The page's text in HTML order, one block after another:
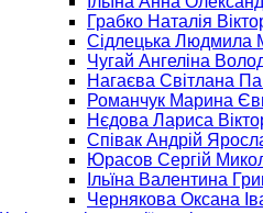
Грабко Наталія
Сідлецька Людмила
Чугай Ангеліна
Нагаєва Світлана
Романчук Марина
Нєдова Лариса
Співак Андрій
Юрасов Сергій
Ільїна Валентина
Чернякова Оксана